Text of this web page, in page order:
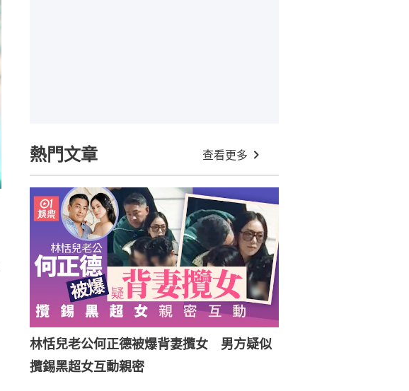
熱門文章 查看更多
林恬兒老公何正德被爆背妻攬女 男方疑似
攬錫黑超女互動親密